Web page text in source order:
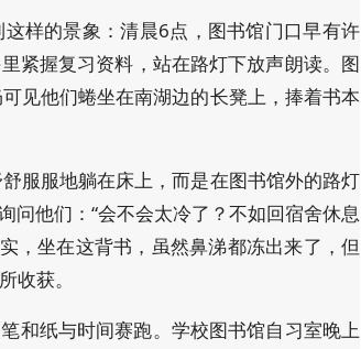
样的景象：清晨6点，图书馆门口早有许
紧握复习资料，站在路灯下放声朗读。图
见他们蜷坐在南湖边的长凳上，捧着书本
服服地躺在床上，而是在图书馆外的路灯
问他们：“会不会太冷了？不如回宿舍休息
，坐在这背书，虽然鼻涕都冻出来了，但
收获。
和纸与时间赛跑。学校图书馆自习室晚上